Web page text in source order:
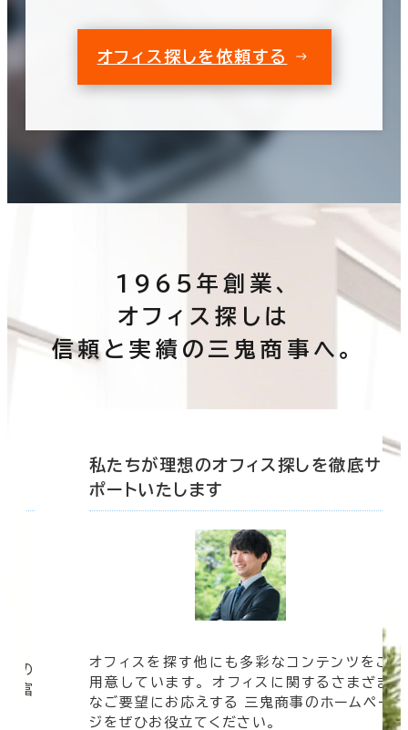
オフィス探しを依頼する
1965年創業、
オフィス探しは
信頼と実績の三鬼商事へ。
の
豊富
私たちが理想のオフィス探しを徹底サ
ポートいたします
オフィスを探す他にも多彩なコンテンツをご
用意しています。 オフィスに関するさまざま
なご要望にお応えする 三鬼商事のホームペー
ジをぜひお役立てください。